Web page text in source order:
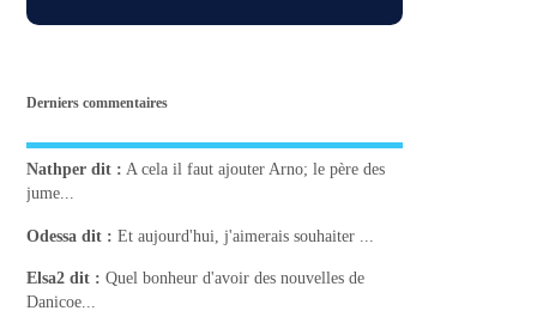
Derniers commentaires
Nathper dit : A cela il faut ajouter Arno; le père des
jume...
Odessa dit : Et aujourd'hui, j'aimerais souhaiter ...
Elsa2 dit : Quel bonheur d'avoir des nouvelles de
Danicoe...